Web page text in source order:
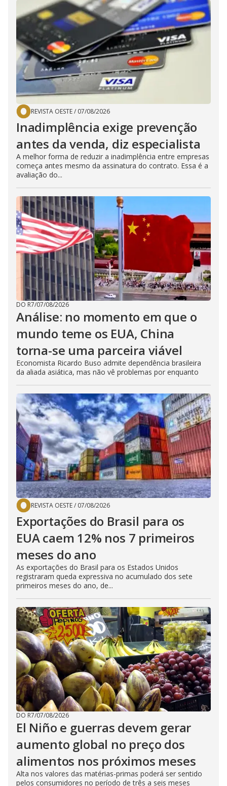
REVISTA OESTE/ 07/08/2026
Inadimplência exige prevenção
antes da venda, diz especialista
A melhor forma de reduzir a inadimplência entre empresas
começa antes mesmo da assinatura do contrato. Essa é a
avaliação do...
DO R7/07/08/2026
Análise: no momento em que o
mundo teme os EUA, China
torna-se uma parceira viável
Economista Ricardo Buso admite dependência brasileira
da aliada asiática, mas não vê problemas por enquanto
REVISTA OESTE/ 07/08/2026
Exportações do Brasil para os
EUA caem 12% nos 7 primeiros
meses do ano
As exportações do Brasil para os Estados Unidos
registraram queda expressiva no acumulado dos sete
primeiros meses do ano, de...
DO R7/07/08/2026
El Niño e guerras devem gerar
aumento global no preço dos
alimentos nos próximos meses
Alta nos valores das matérias-primas poderá ser sentido
pelos consumidores no período de três a seis meses